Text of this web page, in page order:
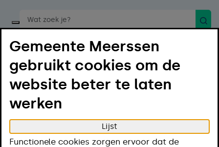
Start een spraakopdracht
Menu
Home Regelen
Verhuizen en adres wijzigen
Gemeente Meerssen
gebruikt cookies om de
website beter te laten
werken
Lijst
Functionele cookies zorgen ervoor dat de